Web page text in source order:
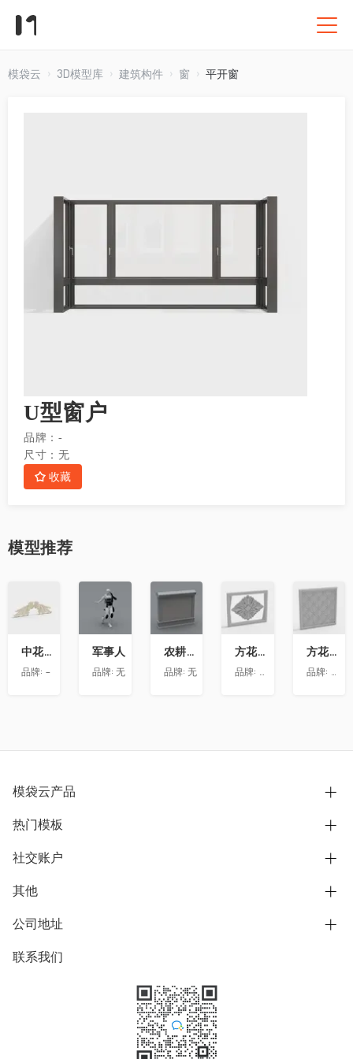
模袋云 3D模型库 建筑构件 窗 平开窗
U型窗户
品牌： -
尺寸： 无
收藏
模型推荐
藏
中花-12
品牌: -
收
藏
军事人
品牌:无
收
农耕文化墙
品牌: 无
收
藏
方花-020
品牌:
精品材质
收
方花-055
品牌:
精品
模袋云产品
别墅设计营销
模型协同展示分享
别墅社区
别墅模板
热门模板
欧式别墅
中式别墅
日式别墅
社交账户
B站
抖音
微信公众号
其他
用户服务协议
隐私政策
公司地址
上海市浦东新区东方路1215-1217号
联系我们